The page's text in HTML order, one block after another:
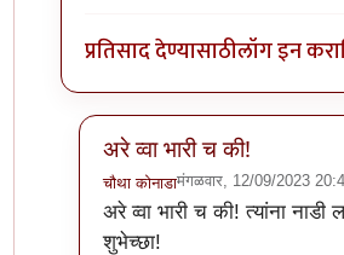
प्रतिसाद देण्यासाठीलॉग इन करा
अरे व्वा भारी च की!
चौथा कोनाडामंगळवार, 12/09/2023
In reply toनेपाळात गेले आहेत
अरे व्वा भारी च की! त्यांना नाडी
शुभेच्छा!